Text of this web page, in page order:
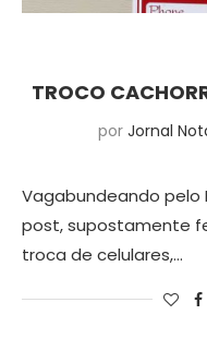
TROCO
por Jornal
Vagabundeando pelo
post, supostamente
troca de celulares,…